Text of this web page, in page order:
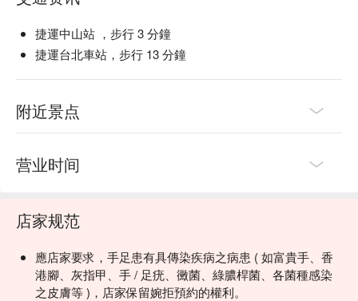
捷運中山站 ，步行 3 分鐘
捷運台北車站，步行 13 分鐘
附近景点
营业时间
店家规范
應店家要求，手足患有具傳染疾病之病患 ( 如富貴手、香
港腳、灰指甲、手 / 足疣、黴菌、綠膿桿菌、各菌種感染
之皮膚等 )，店家保留婉拒預約的權利。